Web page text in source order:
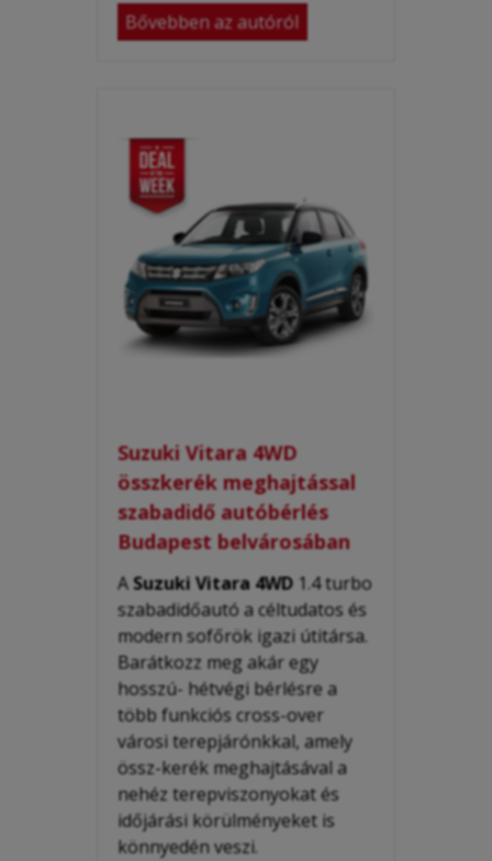
Bővebben az autóról
Suzuki Vitara 4WD
összkerék meghajtással
szabadidő autóbérlés
Budapest belvárosában
ASuzuki Vitara 4WD 1.4 turbo
szabadidőautó a céltudatos és
modern sofőrök igazi útitársa.
Barátkozz meg akár egy
hosszú- hétvégi bérlésre a
több funkciós cross-over
városi terepjárónkkal, amely
össz-kerék meghajtásával a
nehéz terepviszonyokat és
időjárási körülményeket is
könnyedén veszi.